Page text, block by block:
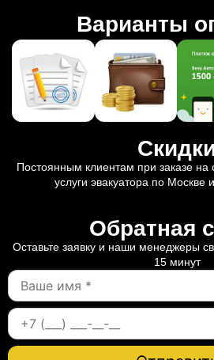
Варианты
Постоянным клиентам при заказе на
услуги эвакуатора по Москве
Обратная
Оставьте заявку и наши менеджеры
15 минут